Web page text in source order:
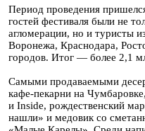
Период проведения
гостей фестиваля были не
агломерации, но и туристы
Воронежа, Краснодара,
городов. Итог — более 2,1
Самыми продаваемыми
кафе-пекарни на
и Inside, рождественский
нашли» и медовик со